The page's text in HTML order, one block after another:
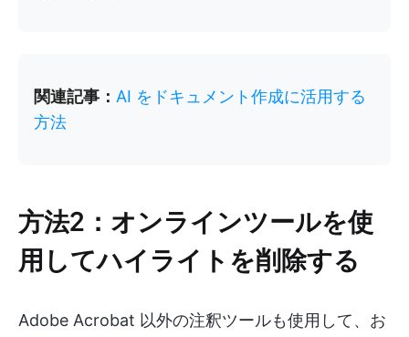
関連記事： AI をドキュメント作成に活用する
方法
方法2：オンラインツールを使
用してハイライトを削除する
Adobe Acrobat 以外の注釈ツールも使用して、お